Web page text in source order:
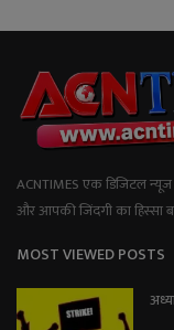
ACNTIMES एक डिजिटल न्यूज
और आपकी जिंदगी का हिस्सा
MOST VIEWED POSTS